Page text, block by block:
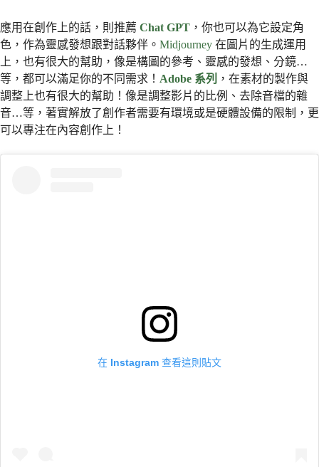
應用在創作上的話，則推薦 Chat GPT ，你也可以為它設定角
色，作為靈感發想跟對話夥伴。 Midjourney 在圖片的生成運用
上，也有很大的幫助，像是構圖的參考、靈感的發想、分鏡…
等，都可以滿足你的不同需求！ Adobe 系列 ，在素材的製作與
調整上也有很大的幫助！像是調整影片的比例、去除音檔的雜
音…等，著實解放了創作者需要有環境或是硬體設備的限制，更
可以專注在內容創作上！
在 Instagram 查看這則貼文